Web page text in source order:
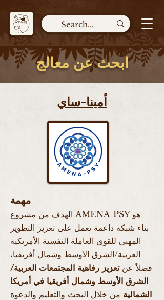
ابحث عن معالج
أمينا-ساي
مهمة
الهدف من مشروع AMENA-PSY هو
بناء شبكة داعمة تعمل على تعزيز التطوير
المهني للقوى العاملة النفسية الأمريكية
العربية/الشرق الأوسط وشمال أفريقيا،
فضلاً عنتعزيز رفاهية المجتمعات العربية/
الشرق الأوسط وشمال أفريقيا في أمريكا
الشمالية من خلال البحث والتعليم والدعوة